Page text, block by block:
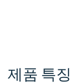
제품 특징